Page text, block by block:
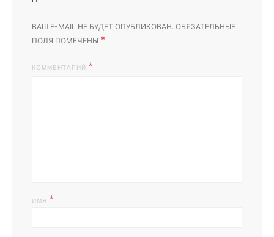
ВАШ E-MAIL НЕ БУДЕТ ОПУБЛИКОВАН. ОБЯЗАТЕЛЬНЫЕ
ПОЛЯ ПОМЕЧЕНЫ *
КОММЕНТАРИЙ
ИМЯ *